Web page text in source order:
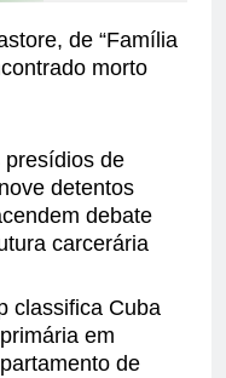
de “Família
morto
presídios de
detentos
debate
carcerária
classifica Cuba
em
de